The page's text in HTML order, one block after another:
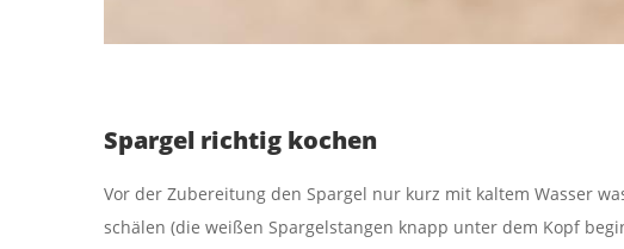
Spargel richtig kochen
Vor der Zubereitung den Spargel nur kurz mit kaltem Wasser
schälen (die weißen Spargelstangen knapp unter dem Kopf